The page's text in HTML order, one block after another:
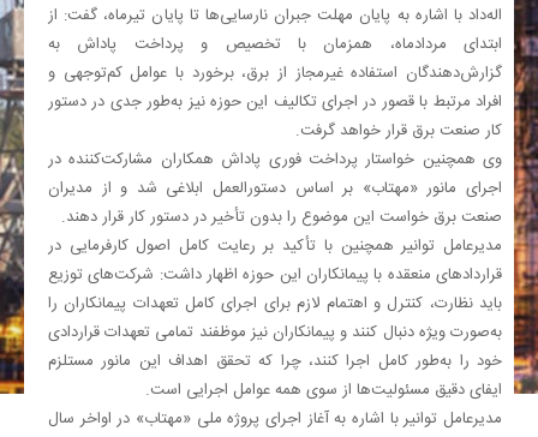
اله‌داد با اشاره به پایان مهلت جبران نارسایی‌ها تا پایان تیرماه، گفت: از
ابتدای مردادماه، همزمان با تخصیص و پرداخت پاداش به
گزارش‌دهندگان استفاده غیرمجاز از برق، برخورد با عوامل کم‌توجهی و
افراد مرتبط با قصور در اجرای تکالیف این حوزه نیز به‌طور جدی در دستور
کار صنعت برق قرار خواهد گرفت.
وی همچنین خواستار پرداخت فوری پاداش همکاران مشارکت‌کننده در
اجرای مانور «مهتاب» بر اساس دستورالعمل ابلاغی شد و از مدیران
صنعت برق خواست این موضوع را بدون تأخیر در دستور کار قرار دهند.
مدیرعامل توانیر همچنین با تأکید بر رعایت کامل اصول کارفرمایی در
قراردادهای منعقده با پیمانکاران این حوزه اظهار داشت: شرکت‌های توزیع
باید نظارت، کنترل و اهتمام لازم برای اجرای کامل تعهدات پیمانکاران را
به‌صورت ویژه دنبال کنند و پیمانکاران نیز موظفند تمامی تعهدات قراردادی
خود را به‌طور کامل اجرا کنند، چرا که تحقق اهداف این مانور مستلزم
ایفای دقیق مسئولیت‌ها از سوی همه عوامل اجرایی است.
مدیرعامل توانیر با اشاره به آغاز اجرای پروژه ملی «مهتاب» در اواخر سال